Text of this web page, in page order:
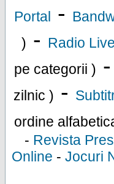
Portal -
) - Radio Live
pe categorii ) -
zilnic ) -
ordine
- Revista
Online - Jocuri